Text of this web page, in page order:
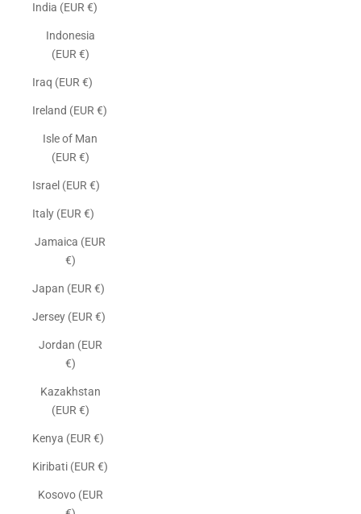
India (EUR €)
Indonesia
(EUR €)
Iraq (EUR €)
Ireland (EUR €)
Isle of Man
(EUR €)
Israel (EUR €)
Italy (EUR €)
Jamaica (EUR
€)
Japan (EUR €)
Jersey (EUR €)
Jordan (EUR
€)
Kazakhstan
(EUR €)
Kenya (EUR €)
Kiribati (EUR €)
Kosovo (EUR